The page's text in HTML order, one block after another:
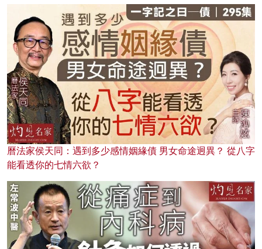
曆法家侯天同：遇到多少感情姻緣債 男女命途迥異？ 從八字
能看透你的七情六欲？